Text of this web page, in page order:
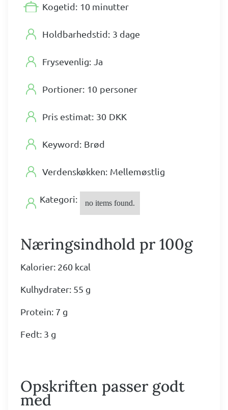
Kogetid: 10 minutter
Holdbarhedstid: 3 dage
Frysevenlig: Ja
Portioner: 10 personer
Pris estimat: 30 DKK
Keyword: Brød
Verdenskøkken: Mellemøstlig
Kategori: no items found.
Næringsindhold pr 100g
Kalorier: 260 kcal
Kulhydrater: 55 g
Protein: 7 g
Fedt: 3 g
Opskriften passer godt
med